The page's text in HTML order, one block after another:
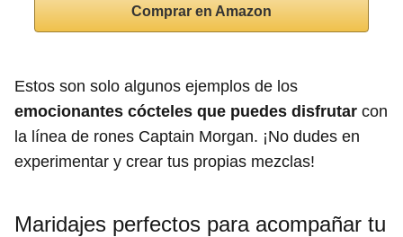
Comprar en Amazon
Estos son solo algunos ejemplos de los
emocionantes cócteles que puedes disfrutar con
la línea de rones Captain Morgan. ¡No dudes en
experimentar y crear tus propias mezclas!
Maridajes perfectos para acompañar tu